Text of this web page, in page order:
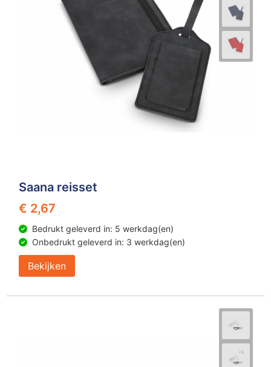
Saana reisset
€ 2,67
Bedrukt geleverd in: 5 werkdag(en)
Onbedrukt geleverd in: 3 werkdag(en)
Bekijken